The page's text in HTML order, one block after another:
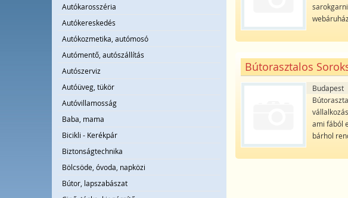
Autókarosszéria
Autókereskedés
Autókozmetika, autómosó
Autómentő, autószállítás
Autószerviz
Autóüveg, tükör
Autóvillamosság
Baba, mama
Bicikli - Kerékpár
Biztonságtechnika
Bölcsöde, óvoda, napközi
Bútor, lapszabászat
Bútorasztalos
Budapest
ami fából
bárhol